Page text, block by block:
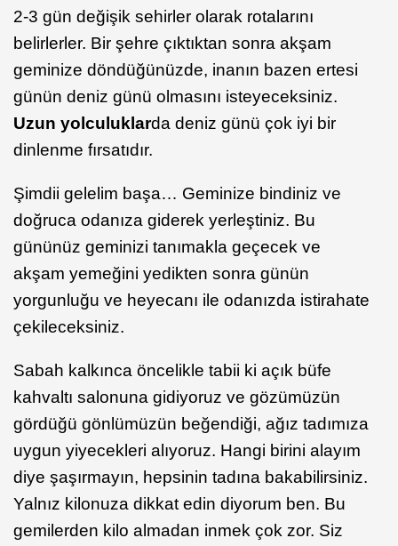
2-3 gün değişik sehirler olarak rotalarını
belirlerler. Bir şehre çıktıktan sonra akşam
geminize döndüğünüzde, inanın bazen ertesi
günün deniz günü olmasını isteyeceksiniz.
Uzun yolculuklarda deniz günü çok iyi bir
dinlenme fırsatıdır.
Şimdii gelelim başa… Geminize bindiniz ve
doğruca odanıza giderek yerleştiniz. Bu
gününüz geminizi tanımakla geçecek ve
akşam yemeğini yedikten sonra günün
yorgunluğu ve heyecanı ile odanızda istirahate
çekileceksiniz.
Sabah kalkınca öncelikle tabii ki açık büfe
kahvaltı salonuna gidiyoruz ve gözümüzün
gördüğü gönlümüzün beğendiği, ağız tadımıza
uygun yiyecekleri alıyoruz. Hangi birini alayım
diye şaşırmayın, hepsinin tadına bakabilirsiniz.
Yalnız kilonuza dikkat edin diyorum ben. Bu
gemilerden kilo almadan inmek çok zor. Siz